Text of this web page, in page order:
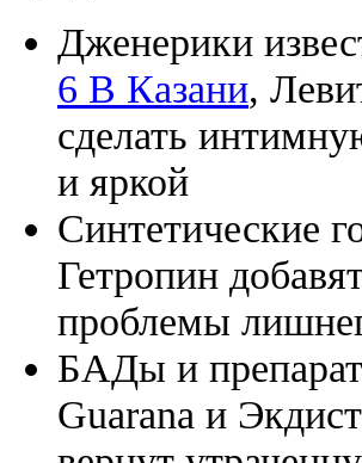
Дженерики
6 В Казани,
сделать
и яркой
Синтетические
Гетропин
проблемы
БАДы и
Guarana и